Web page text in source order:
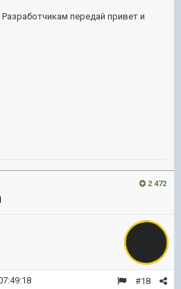
передай привет и
2 472
#18